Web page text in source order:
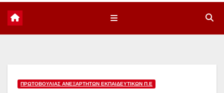
ΠΡΩΤΟΒΟΥΛΊΑΣ ΑΝΕΞΆΡΤΗΤΩΝ ΕΚΠΑΙΔΕΥΤΙΚΏΝ Π.Ε